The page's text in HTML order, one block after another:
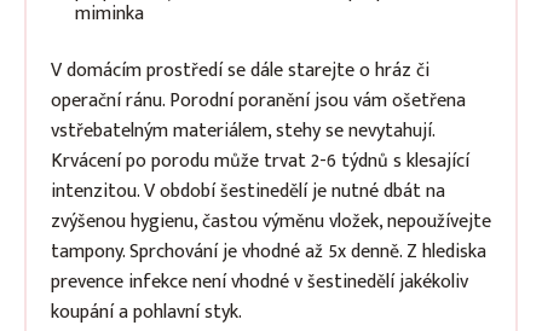
miminka
V domácím prostředí se dále starejte o hráz či
operační ránu. Porodní poranění jsou vám ošetřena
vstřebatelným materiálem, stehy se nevytahují.
Krvácení po porodu může trvat 2-6 týdnů s klesající
intenzitou. V období šestinedělí je nutné dbát na
zvýšenou hygienu, častou výměnu vložek, nepoužívejte
tampony. Sprchování je vhodné až 5x denně. Z hlediska
prevence infekce není vhodné v šestinedělí jakékoliv
koupání a pohlavní styk.